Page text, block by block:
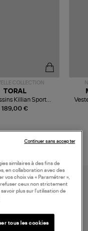
COLLECTION
189,00 €
TORAL
Killian Sport
Mousse
similaires à des fins de
en collaboration avec des
vos choix via « Paramétrer »,
refuser ceux non strictement
plus sur l’utilisation de
tous les cookies
Continuer sans accepter